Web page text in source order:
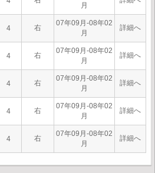
月
4 右
07年09月-08年02
月
詳細へ
4 右
07年09月-08年02
月
詳細へ
4 右
07年09月-08年02
月
詳細へ
4 右
07年09月-08年02
月
詳細へ
4 右
07年09月-08年02
月
詳細へ